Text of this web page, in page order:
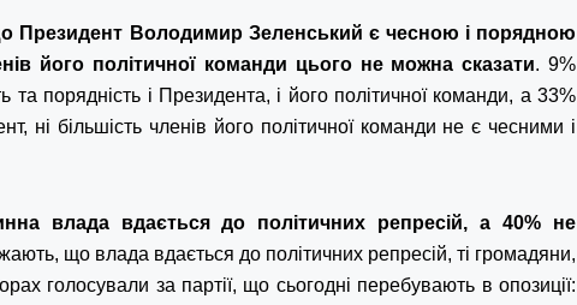
Президент Володимир Зеленський є чесною і порядною
його політичної команди цього не можна сказати. 9%
та порядність і Президента, і його політичної команди, а 33%
ні більшість членів його політичної команди не є чесними і
влада вдається до політичних репресій, а 40% не
що влада вдається до політичних репресій, ті громадяни,
голосували за партії, що сьогодні перебувають в опозиції: